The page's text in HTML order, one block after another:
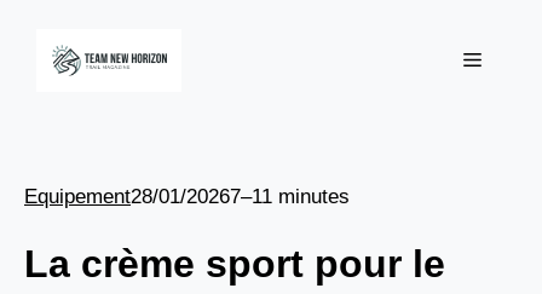
Menu
Equipement28/01/20267–11 minutes
La crème sport pour le